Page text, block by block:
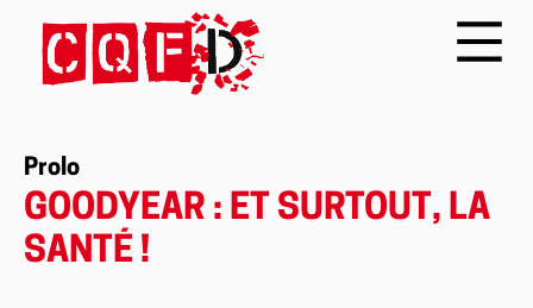
Prolo
GOODYEAR : ET SURTOUT, LA
SANTÉ !